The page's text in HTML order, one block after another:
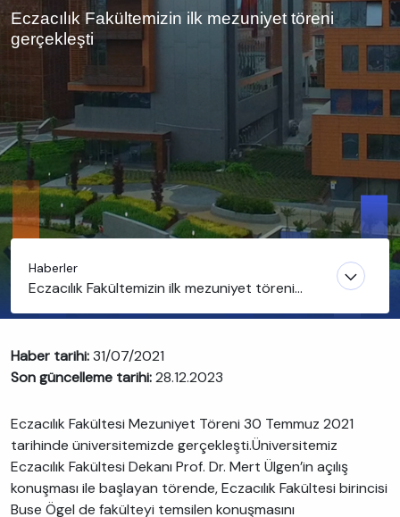
Eczacılık Fakültemizin ilk mezuniyet töreni
gerçekleşti
Haberler
Eczacılık Fakültemizin ilk mezuniyet töreni
Haber tarihi:31/07/2021
Son güncelleme tarihi:28.12.2023
Eczacılık Fakültesi Mezuniyet Töreni 30 Temmuz 2021
tarihinde üniversitemizde gerçekleşti.Üniversitemiz
Eczacılık Fakültesi Dekanı Prof. Dr. Mert Ülgen’in açılış
konuşması ile başlayan törende, Eczacılık Fakültesi birincisi
Buse Ögel de fakülteyi temsilen konuşmasını